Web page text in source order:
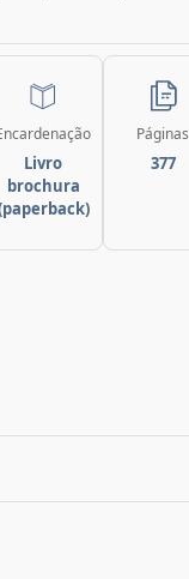
Livro
brochura
Páginas
377